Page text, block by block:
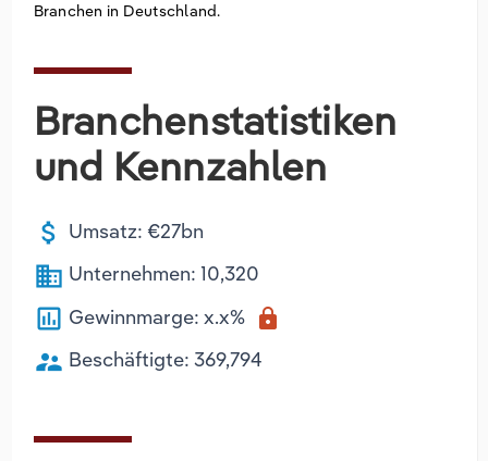
Branchen in Deutschland.
Branchenstatistiken
und Kennzahlen
attach_money Umsatz: €27bn
business Unternehmen: 10,320
poll Gewinnmarge: x.x% lock
supervisor_account Beschäftigte: 369,794